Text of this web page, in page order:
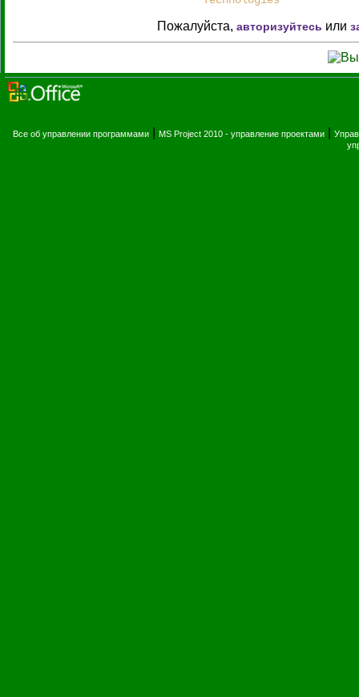
Пожалуйста, авторизуйтесь или
Все об управлении программами MS Project 2010 - управление проектами